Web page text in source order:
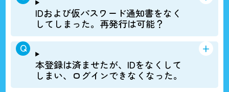
IDおよび仮パスワード通知書をなく
してしまった。再発行は可能？
本登録は済ませたが、IDをなくして
しまい、ログインできなくなった。